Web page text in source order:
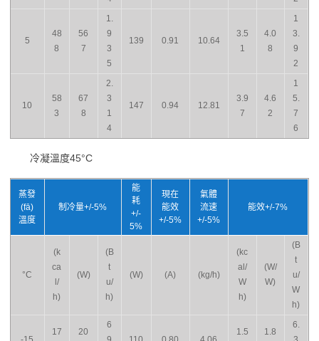
5
48
8
56
7
1.
9
3
5
139 0.91 10.64
3.5
1
4.0
8
1
3.
9
2
10
58
3
67
8
2.
3
1
4
147 0.94 12.81
3.9
7
4.6
2
1
5.
7
6
冷凝溫度45°C
蒸發
(fā)
溫度
制冷量+/-5%
能
耗
+/-
5%
現在
能效
+/-5%
氣體
流速
+/-5%
能效+/-7%
°C
(k
ca
l/
h)
(W)
(B
t
u/
h)
(W) (A) (kg/h)
(kc
al/
W
h)
(W/
W)
(B
t
u/
W
h)
17
20
6
1.5
1.8
6.